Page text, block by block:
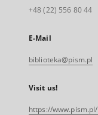
+48 (22) 556 80 44
E-Mail
biblioteka@pism.pl
Visit us!
https://www.pism.pl/